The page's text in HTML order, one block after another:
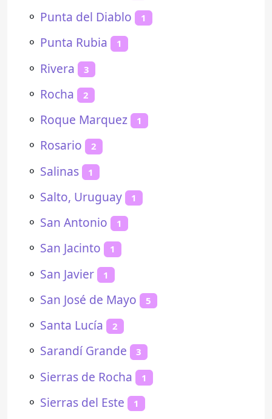
⚬ Punta del Diablo 1
⚬ Punta Rubia 1
⚬ Rivera 3
⚬ Rocha 2
⚬ Roque Marquez 1
⚬ Rosario 2
⚬ Salinas 1
⚬ Salto, Uruguay 1
⚬ San Antonio 1
⚬ San Jacinto 1
⚬ San Javier 1
⚬ San José de Mayo 5
⚬ Santa Lucía 2
⚬ Sarandí Grande 3
⚬ Sierras de Rocha 1
⚬ Sierras del Este 1